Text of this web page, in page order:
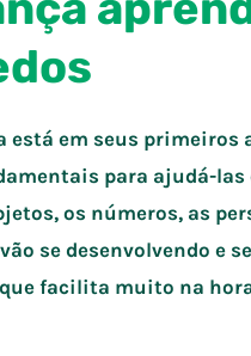
está em seus primeiros
para ajudá-
os números, as
se desenvolvendo e
facilita muito na